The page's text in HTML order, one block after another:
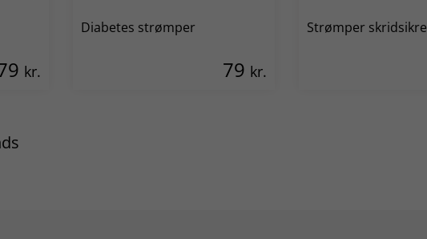
kr.
Diabetes strømper
79 kr.
Strømper skridsikre